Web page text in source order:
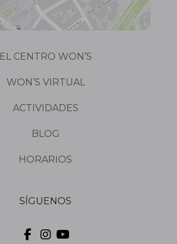
EL CENTRO WON’S
WON’S VIRTUAL
ACTIVIDADES
BLOG
HORARIOS
SÍGUENOS